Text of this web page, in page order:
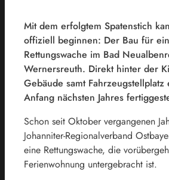
Mit dem erfolgtem Spatenstich
offiziell beginnen: Der Bau für
Rettungswache im Bad
Wernersreuth. Direkt hinter der
Gebäude samt Fahrzeugstellplatz
Anfang nächsten Jahres
Schon seit Oktober vergangenen
Johanniter-Regionalverband
eine Rettungswache, die
Ferienwohnung untergebracht ist.